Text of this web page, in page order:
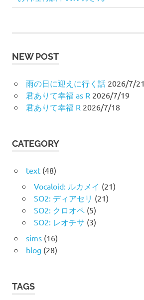
ビ
ゲ
ー
ョ
ン
の
NEW POST
雨の日に迎えに行く話 2026/7/21
君ありて幸福 as R 2026/7/19
君ありて幸福 R 2026/7/18
CATEGORY
text(48)
Vocaloid: ルカメイ (21)
SO2: ディアセリ (21)
SO2: クロオペ(5)
SO2: レオチサ (3)
sims(16)
blog (28)
TAGS